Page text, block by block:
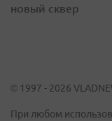
новый сквер
© 1997 - 2026
При любом